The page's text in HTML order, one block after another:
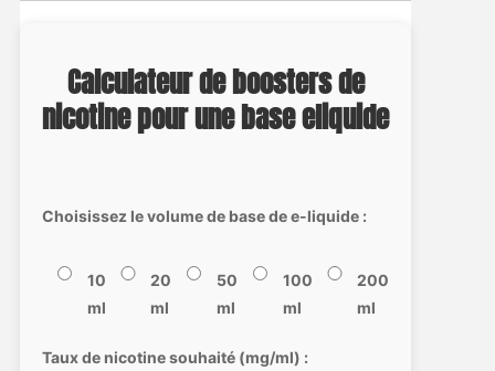
Calculateur de boosters de
nicotine pour une base eliquide
Choisissez le volume de base de e-liquide :
10
ml
20
ml
50
ml
100
ml
200
ml
Taux de nicotine souhaité (mg/ml) :